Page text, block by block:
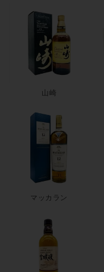
山崎
マッカラン